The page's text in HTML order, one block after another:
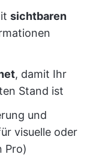
sichtbaren
, damit Ihr
Stand ist
und
visuelle oder
Pro)